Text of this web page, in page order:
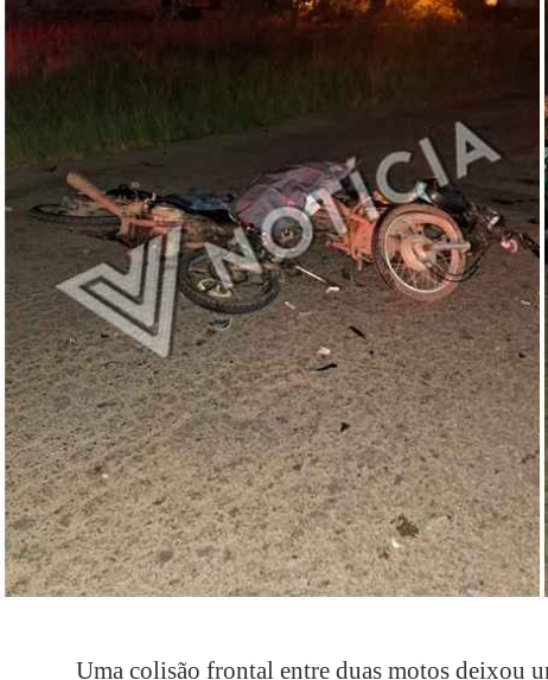
Uma colisão frontal entre duas motos deixou